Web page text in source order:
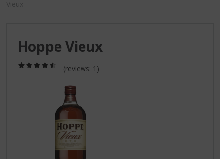
Vieux
Hoppe Vieux
/
(reviews: 1)